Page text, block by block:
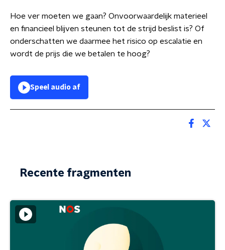
Hoe ver moeten we gaan? Onvoorwaardelijk materieel
en financieel blijven steunen tot de strijd beslist is? Of
onderschatten we daarmee het risico op escalatie en
wordt de prijs die we betalen te hoog?
Speel audio af
Recente fragmenten